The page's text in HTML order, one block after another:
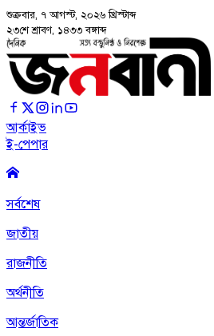
শুক্রবার, ৭ আগস্ট, ২০২৬ খ্রিস্টাব্দ
২৩শে শ্রাবণ, ১৪৩৩ বঙ্গাব্দ
আর্কাইভ
ই-পেপার
সর্বশেষ
জাতীয়
রাজনীতি
অর্থনীতি
আন্তর্জাতিক